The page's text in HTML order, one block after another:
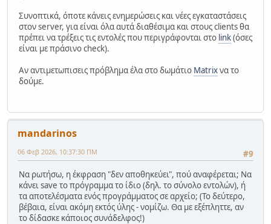
Συνοπτικά, όποτε κάνεις ενημερώσεις και νέες εγκαταστάσεις
στον server, για είναι όλα αυτά διαθέσιμα και στους clients θα
πρέπει να τρέξεις τις εντολές που περιγράφονται στο link(όσες
είναι με πράσινο check).
Αν αντιμετωπισεις πρόβλημα έλα στο δωμάτιο Matrixνα το
δούμε.
mandarinos
#9
06 Φεβ 2026, 10:37:30 ΠΜ
Να ρωτήσω, η έκφραση "δεν αποθηκεύει", πού αναφέρεται; Να
κάνει save το πρόγραμμα το ίδιο (δηλ. το σύνολο εντολών), ή
τα αποτελέσματα ενός προγράμματος σε αρχείο; (Το δεύτερο,
βέβαια, είναι ακόμη εκτός ύλης - νομίζω. Θα με εξέπληττε, αν
το δίδασκε κάποιος συνάδελφος!)